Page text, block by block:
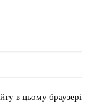
в цьому браузері